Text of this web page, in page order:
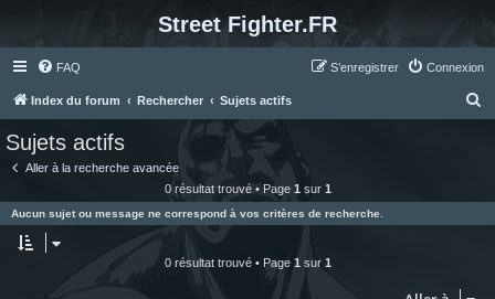
Street Fighter.FR
FAQ Connexion
S’enregistrer
Index du forum Rechercher Sujets actifs
e
Sujets actifs
Aller à la recherche avancée
0 résultat trouvé • Page 1 sur 1
Aucun sujet ou message ne correspond à vos critères de recherche.
0 résultat trouvé • Page 1 sur 1